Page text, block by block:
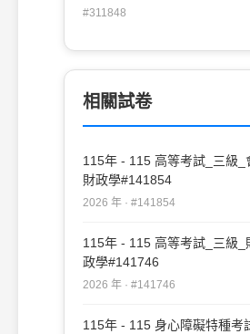
效益評估(C)投資報酬率評估
#311848
相關試卷
115年 - 115 高等考試_三級_
財政學#141854
2026 年 · #141854
115年 - 115 高等考試_三級_
政學#141746
2026 年 · #141746
115年 - 115 身心障礙特種考